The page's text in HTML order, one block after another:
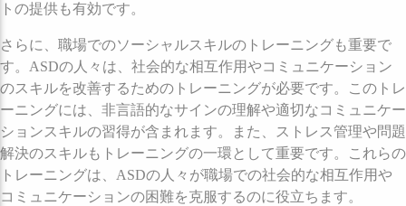
トの提供も有効です。
さらに、職場でのソーシャルスキルのトレーニングも重要で
す。ASDの人々は、社会的な相互作用やコミュニケーション
のスキルを改善するためのトレーニングが必要です。このトレ
ーニングには、非言語的なサインの理解や適切なコミュニケー
ションスキルの習得が含まれます。また、ストレス管理や問題
解決のスキルもトレーニングの一環として重要です。これらの
トレーニングは、ASDの人々が職場での社会的な相互作用や
コミュニケーションの困難を克服するのに役立ちます。